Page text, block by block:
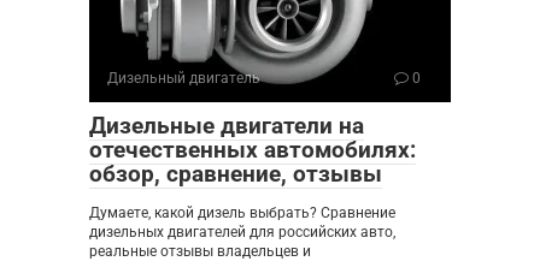
Дизельный двигатель 0
Дизельные двигатели на
отечественных автомобилях:
обзор, сравнение, отзывы
Думаете, какой дизель выбрать? Сравнение
дизельных двигателей для российских авто,
реальные отзывы владельцев и